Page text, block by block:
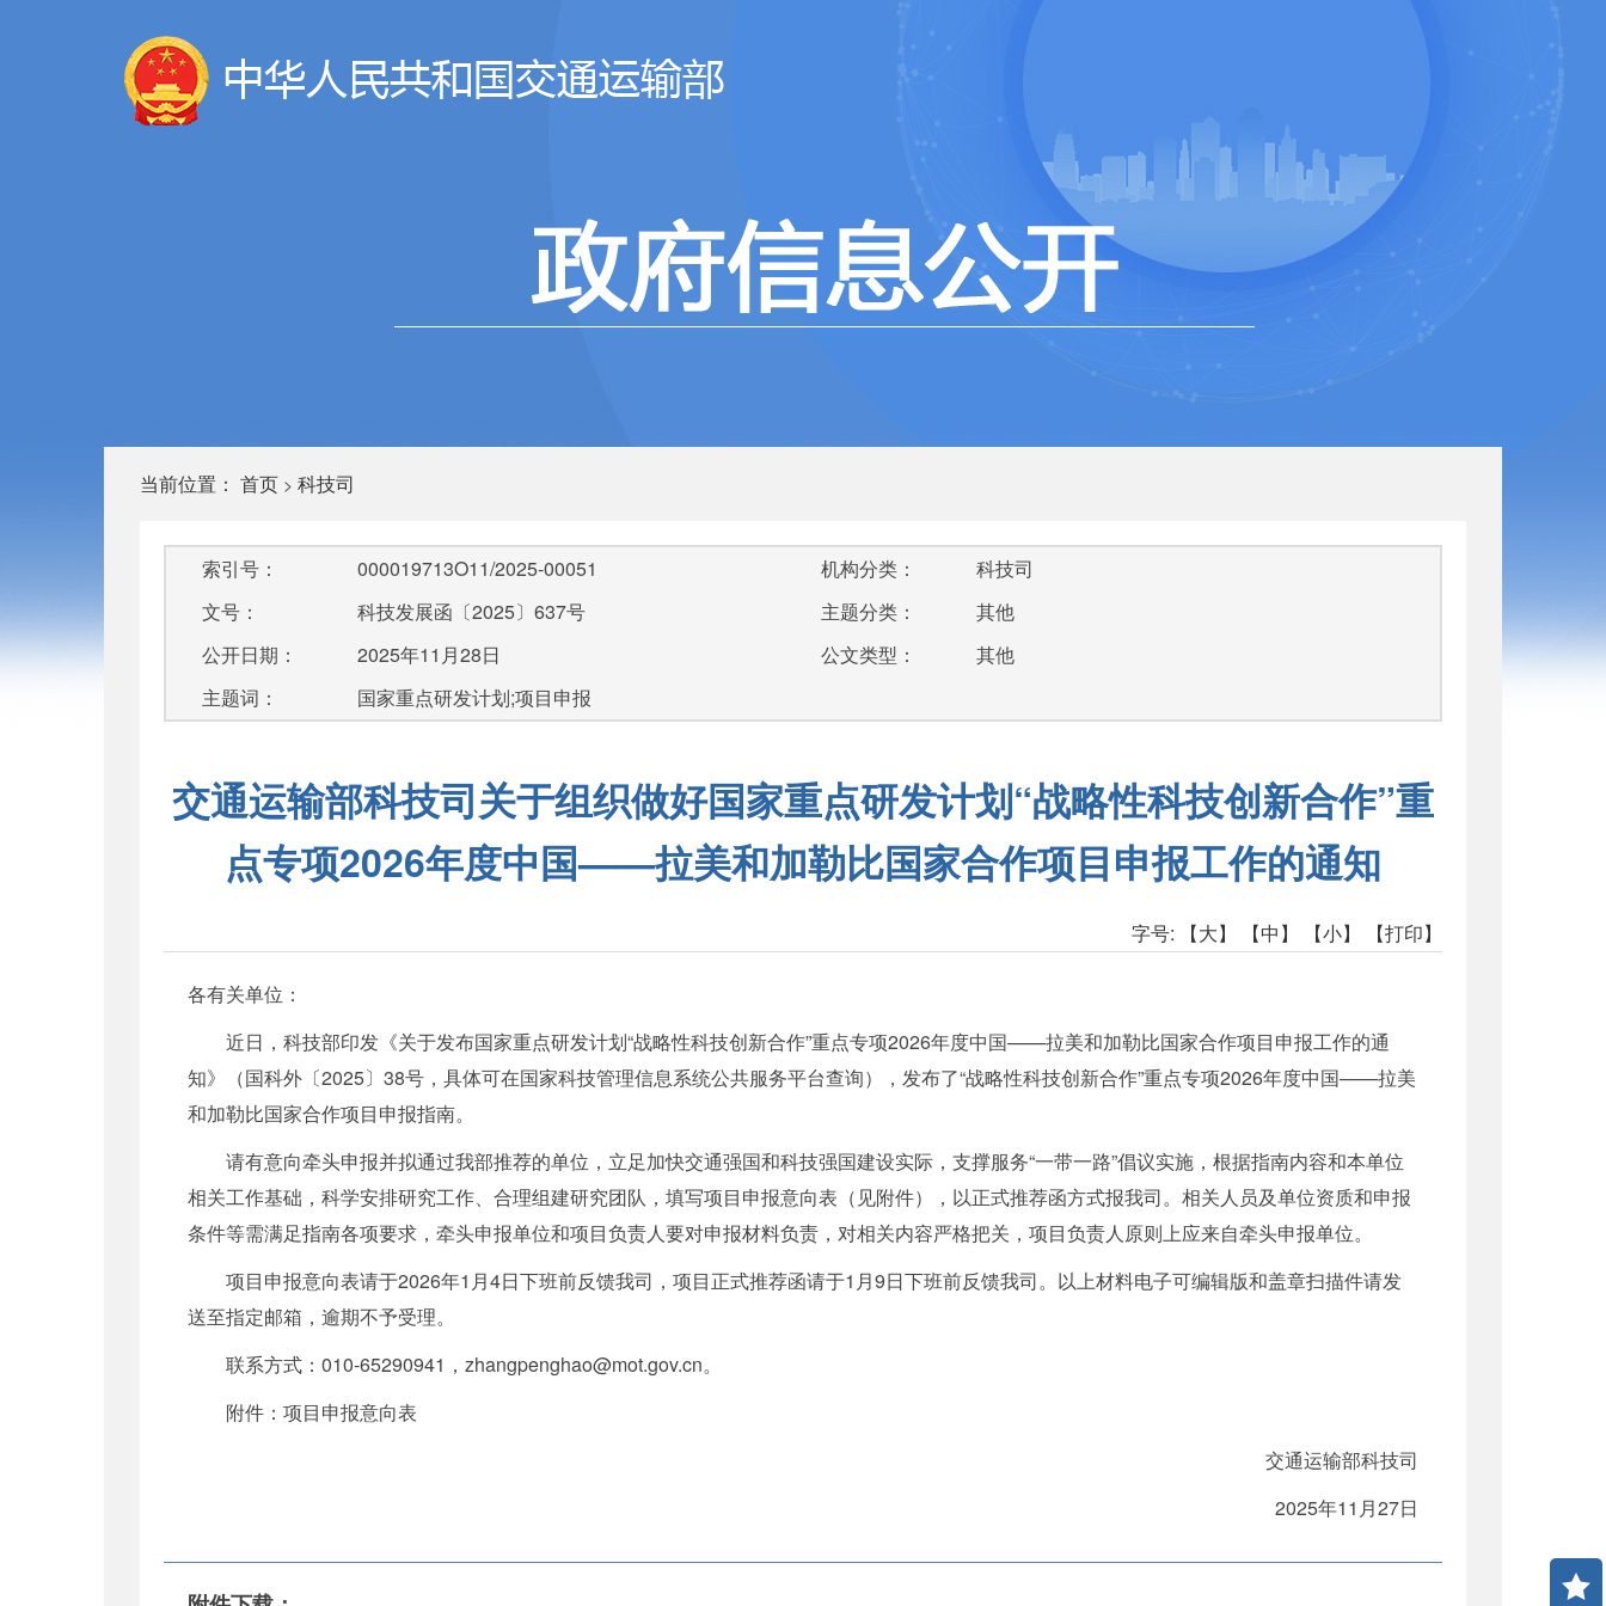
当前位置： 首页 > 科技司
索引号：
000019713O11/2025-00051
文号：
科技发展函〔2025〕637号
公开日期：
2025年11月28日
主题词：
国家重点研发计划;项目申报
机构分类：
科技司
主题分类：
其他
公文类型：
其他
交通运输部科技司关于组织做好国家重点研发计划“战略性科技创新合作”重
点专项2026年度中国——拉美和加勒比国家合作项目申报工作的通知
字号: 【大】 【中】 【小】 【打印】
各有关单位：
近日，科技部印发《关于发布国家重点研发计划“战略性科技创新合作”重点专项2026年度中国——拉美和加勒比国家合作项目申报工作的通
知》（国科外〔2025〕38号，具体可在国家科技管理信息系统公共服务平台查询），发布了“战略性科技创新合作”重点专项2026年度中国——拉美
和加勒比国家合作项目申报指南。
请有意向牵头申报并拟通过我部推荐的单位，立足加快交通强国和科技强国建设实际，支撑服务“一带一路”倡议实施，根据指南内容和本单位
相关工作基础，科学安排研究工作、合理组建研究团队，填写项目申报意向表（见附件），以正式推荐函方式报我司。相关人员及单位资质和申报
条件等需满足指南各项要求，牵头申报单位和项目负责人要对申报材料负责，对相关内容严格把关，项目负责人原则上应来自牵头申报单位。
项目申报意向表请于2026年1月4日下班前反馈我司，项目正式推荐函请于1月9日下班前反馈我司。以上材料电子可编辑版和盖章扫描件请发
送至指定邮箱，逾期不予受理。
联系方式：010-65290941，zhangpenghao@mot.gov.cn。
附件：项目申报意向表
交通运输部科技司
2025年11月27日